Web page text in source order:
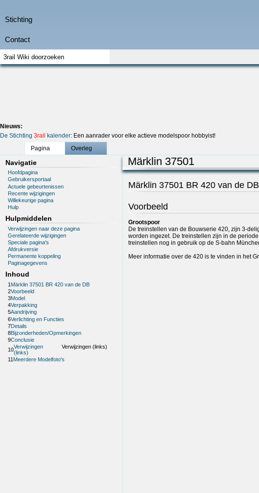
Nieuws:
De Stichting 3rail kalender: Een aanrader voor elke actieve modelspoor hobbyist!
Pagina
Overleg
Navigatie
Hoofdpagina
Gebruikersportaal
Actuele gebeurtenissen
Recente wijzigingen
Willekeurige pagina
Hulp
Hulpmiddelen
Verwijzingen naar deze pagina
Gerelateerde wijzigingen
Speciale pagina's
Afdrukversie
Permanente koppeling
Paginagegevens
Inhoud
1 Märklin 37501 BR 420 van de DB
2Voorbeeld
3Model
4Verpakking
5Aandrijving
6Verlichting en Functies
7Details
8Bijzonderheden/Opmerkingen
9Conclusie
10Verwijzingen
(links)
Verwijzingen (links)
11Meerdere Modelfoto's
Märklin 37501
Märklin 37501 BR 420 van de DB
Voorbeeld
Grootspoor
De treinstellen van de Bouwserie 420, zijn 3-
worden ingezet. De treinstellen zijn in de
treinstellen nog in gebruik op de S-bahn
Meer informatie over de 420 is te vinden in het